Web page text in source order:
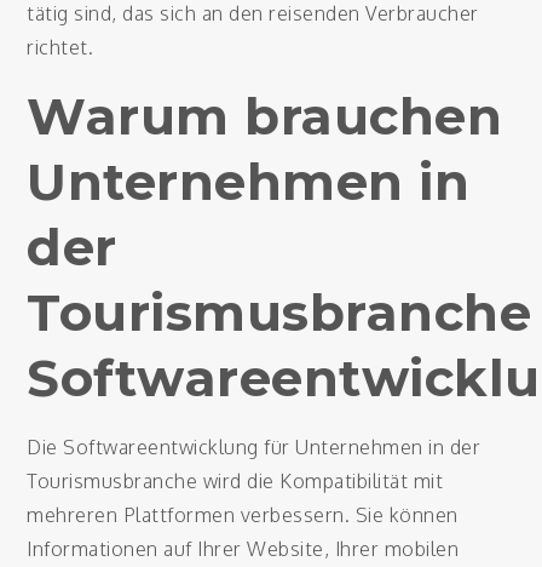
tätig sind, das sich an den reisenden Verbraucher
richtet.
Warum brauchen
Unternehmen in
der
Tourismusbranche
Die Softwareentwicklung für Unternehmen in der
Tourismusbranche wird die Kompatibilität mit
mehreren Plattformen verbessern. Sie können
Informationen auf Ihrer Website, Ihrer mobilen